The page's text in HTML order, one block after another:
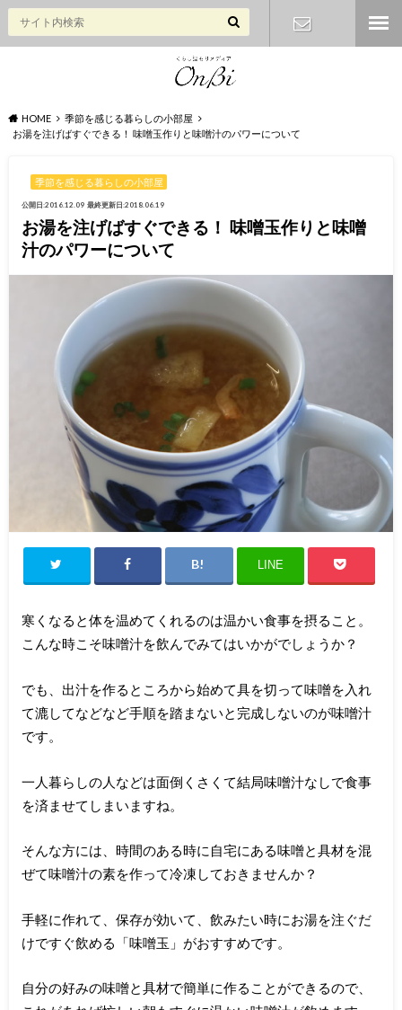
HOME
季節を感じる暮らしの小部屋
お湯を注げばすぐできる！ 味噌玉作りと味噌汁のパワーについて
季節を感じる暮らしの小部屋
公開日:2016.12.09 最終更新日:2018.06.19
お湯を注げばすぐできる！ 味噌玉作りと味噌
汁のパワーについて
LINE
寒くなると体を温めてくれるのは温かい食事を摂ること。
こんな時こそ味噌汁を飲んでみてはいかがでしょうか？
でも、出汁を作るところから始めて具を切って味噌を入れ
て漉してなどなど手順を踏まないと完成しないのが味噌汁
です。
一人暮らしの人などは面倒くさくて結局味噌汁なしで食事
を済ませてしまいますね。
そんな方には、時間のある時に自宅にある味噌と具材を混
ぜて味噌汁の素を作って冷凍しておきませんか？
手軽に作れて、保存が効いて、飲みたい時にお湯を注ぐだ
けですぐ飲める「味噌玉」がおすすめです。
自分の好みの味噌と具材で簡単に作ることができるので、